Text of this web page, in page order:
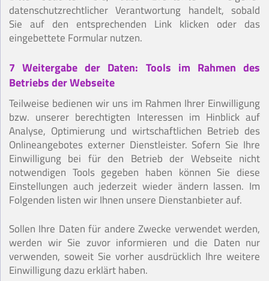
datenschutzrechtlicher Verantwortung handelt, sobald
Sie auf den entsprechenden Link klicken oder das
eingebettete Formular nutzen.
7 Weitergabe der Daten: Tools im Rahmen des
Betriebs der Webseite
Teilweise bedienen wir uns im Rahmen Ihrer Einwilligung
bzw. unserer berechtigten Interessen im Hinblick auf
Analyse, Optimierung und wirtschaftlichen Betrieb des
Onlineangebotes externer Dienstleister. Sofern Sie Ihre
Einwilligung bei für den Betrieb der Webseite nicht
notwendigen Tools gegeben haben können Sie diese
Einstellungen auch jederzeit wieder ändern lassen. Im
Folgenden listen wir Ihnen unsere Dienstanbieter auf.
Sollen Ihre Daten für andere Zwecke verwendet werden,
werden wir Sie zuvor informieren und die Daten nur
verwenden, soweit Sie vorher ausdrücklich Ihre weitere
Einwilligung dazu erklärt haben.